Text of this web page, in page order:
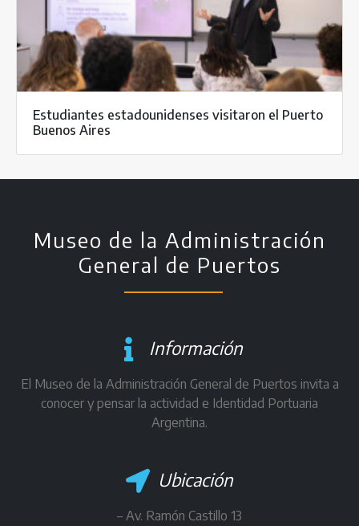
Estudiantes estadounidenses visitaron el Puerto
Buenos Aires
Museo de la Administración
General de Puertos
Información
El Museo de la Administración General de Puertos invita a
conocer y pensar la actividad e Identidad Portuaria
Argentina.
Ubicación
– Av. Ramón Castillo 13